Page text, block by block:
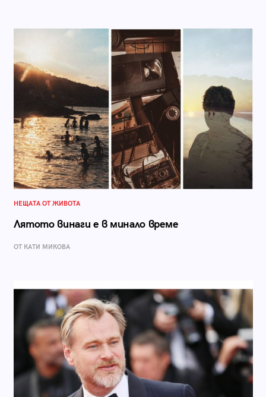
НЕЩАТА ОТ ЖИВОТА
Лятото винаги е в минало време
ОТ КАТИ МИКОВА